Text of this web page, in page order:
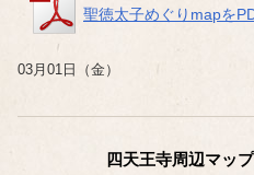
聖徳太子めぐりmapを
03月01日（金）
四天王寺周辺マッ